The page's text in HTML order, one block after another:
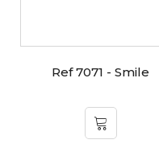
Ref 7071 - Smile